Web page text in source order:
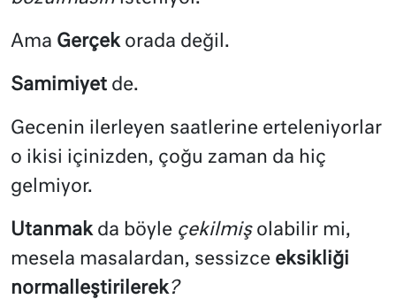
Ama Gerçekorada değil.
Samimiyet de.
Gecenin ilerleyen saatlerine erteleniyorlar
o ikisi içinizden, çoğu zaman da hiç
gelmiyor.
Utanmakda böyle çekilmişolabilir mi,
mesela masalardan, sessizce eksikliği
normalleştirilerek?